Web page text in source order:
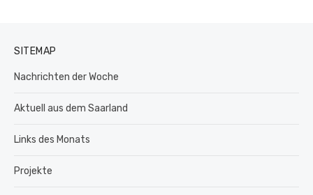
SITEMAP
Nachrichten der Woche
Aktuell aus dem Saarland
Links des Monats
Projekte